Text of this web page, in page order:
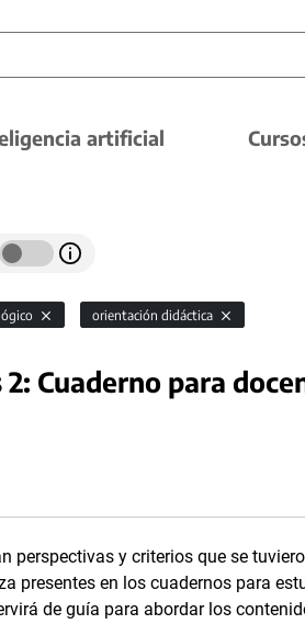
artificial
orientación didáctica
2: Cuaderno para
perspectivas y criterios que se
presentes en los cuadernos para
de guía para abordar los